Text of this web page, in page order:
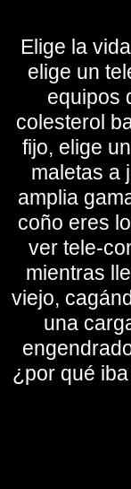
Elige la
elige un
equipos
colesterol
fijo, elige
maletas a
amplia
coño eres
ver tele-
mientras
viejo,
una
¿por qué